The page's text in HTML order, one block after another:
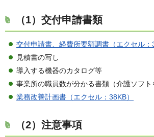
（1）交付申請書類
交付申請書、経費所要額調書（エクセル：
見積書の写し
導入する機器のカタログ等
事業所の職員数が分かる書類（介護ソフト
業務改善計画書（エクセル：38KB）
（2）注意事項